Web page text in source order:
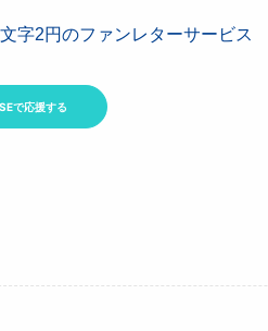
字2円のファンレターサービス